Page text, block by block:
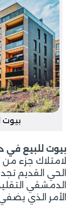
بيوت
بيوت للبيع في
لامتلاك جزء من
الحي القديم
الدمشقي
الأمر الذي